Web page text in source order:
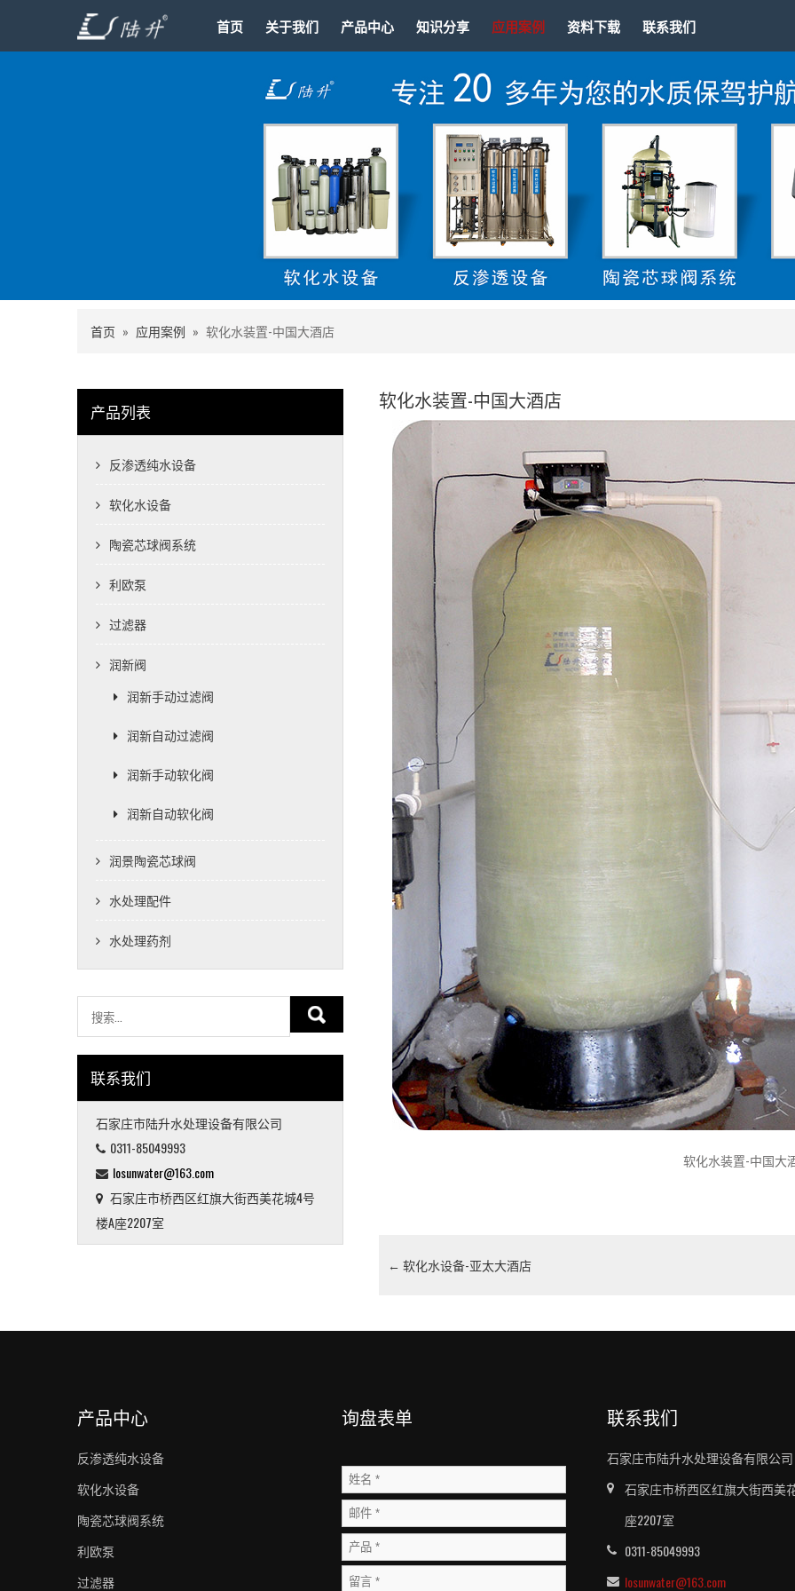
首页 关于我们 产品中心 知识分享 应用案例 资料下载 联系我们
首页 » 应用案例 » 软化水装置-中国大酒店
软化水装置-中国大酒店
软化水装置-中国大
← 软化水设备-亚太大酒店
产品列表
反渗透纯水设备
软化水设备
陶瓷芯球阀系统
利欧泵
过滤器
润新阀
润新手动过滤阀
润新自动过滤阀
润新手动软化阀
润新自动软化阀
润景陶瓷芯球阀
水处理配件
水处理药剂
联系我们
石家庄市陆升水处理设备有限公司
0311-85049993
losunwater@163.com
石家庄市桥西区红旗大街西美花城4号
楼A座2207室
产品中心
反渗透纯水设备
软化水设备
陶瓷芯球阀系统
利欧泵
过滤器
询盘表单 联系我们
石家庄市陆升水处理设备有限公司
石家庄市桥西区红旗大街西美
座2207室
0311-85049993
losunwater@163.com